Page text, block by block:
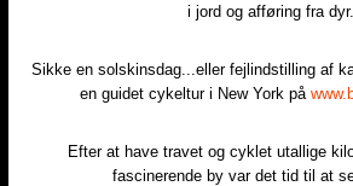
i jord og afføring fra dyr.
Sikke en solskinsdag...eller fejlindstilling af
en guidet cykeltur i New York på
Efter at have travet og cyklet utallige
fascinerende by var det tid til at se